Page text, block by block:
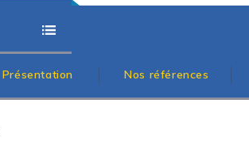
Présentation Nos références